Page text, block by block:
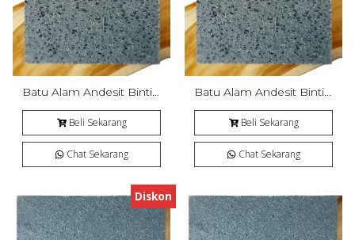
Batu Alam Andesit Bintik SILVIO Bakar
Beli Sekarang
Chat Sekarang
Batu Alam Andesit Bintik SILVIO Bakar
Beli Sekarang
Chat Sekarang
Diskon